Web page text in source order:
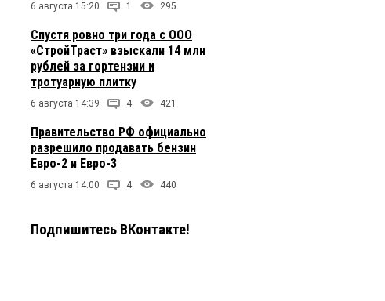
6 августа 15:20 1 295
Спустя ровно три года с ООО
«СтройТраст» взыскали 14 млн
рублей за гортензии и
тротуарную плитку
6 августа 14:39 4 421
Правительство РФ официально
разрешило продавать бензин
Евро-2 и Евро-3
6 августа 14:00 4 440
Подпишитесь ВКонтакте!